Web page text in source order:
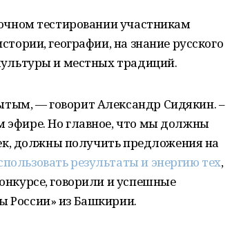
тестировании участникам
географии, на знание русского
и местных традиций.
— говорит Александр Сидякин. –
эфире. Но главное, что мы должны
должны получить предложения на
результаты и энергию тех,
говорили и успешные
России» из Башкирии.